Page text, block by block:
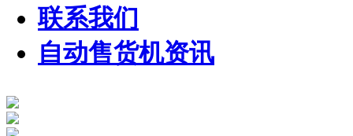
联系我们
自动售货机资讯